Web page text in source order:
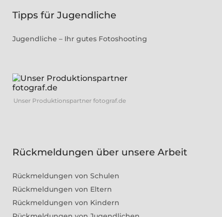
Tipps für Jugendliche
Jugendliche – Ihr gutes Fotoshooting
Unser Produktionspartner fotograf.de
Rückmeldungen über unsere Arbeit
Rückmeldungen von Schulen
Rückmeldungen von Eltern
Rückmeldungen von Kindern